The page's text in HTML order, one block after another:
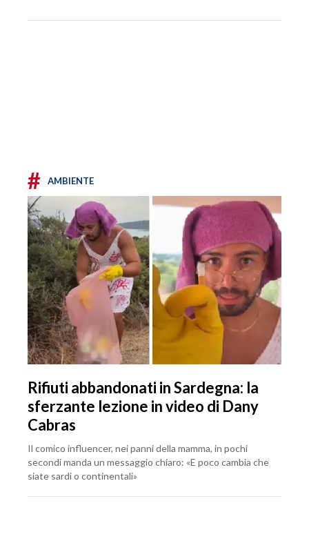
# AMBIENTE
Rifiuti abbandonati in Sardegna: la
sferzante lezione in video di Dany
Cabras
Il comico influencer, nei panni della mamma, in pochi
secondi manda un messaggio chiaro: «E poco cambia che
siate sardi o continentali»